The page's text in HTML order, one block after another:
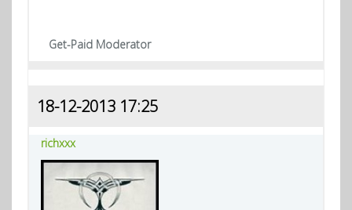
Get-Paid Moderator
18-12-2013 17:25
richxxx